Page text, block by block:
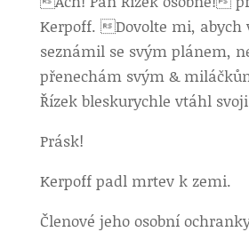
Kerpoff. Dovolte mi, abych
seznámil se svým plánem,
přenechám svým &
Řízek bleskurychle vtáhl
Prásk!
Kerpoff padl mrtev k zemi.
Členové jeho osobní